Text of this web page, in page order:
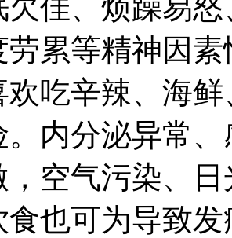
欠佳、烦躁易
劳累等精神因
欢吃辛辣、海
。内分泌异常
，空气污染、
食也可为导致